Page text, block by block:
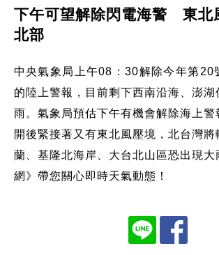
下午可望解除閃電海警 東北
北部
中央氣象局上午08：30解除今年第20
的陸上警報，目前剩下西南沿海、澎湖
雨。氣象局預估下午有機會解除海上警
開後緊接著又有東北風壓境，北台灣將
蘭、基隆北海岸、大台北山區恐出現大
網》帶您關心即時天氣動態！